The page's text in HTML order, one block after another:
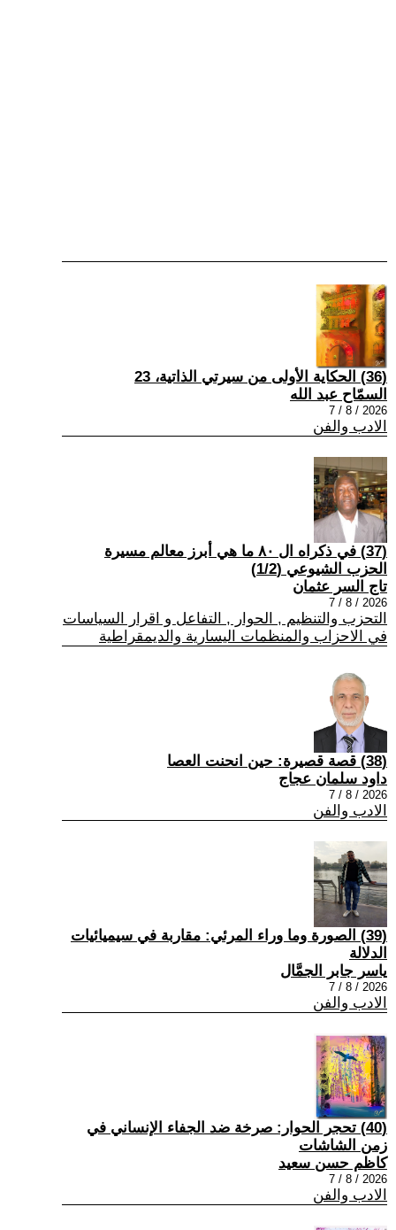
(36) الحكاية الأولى من سيرتي الذاتية، 23
السمّاح عبد الله
2026 / 8 / 7
الادب والفن
(37) في ذكراه ال ٨٠ ما هي أبرز معالم مسيرة
الحزب الشيوعي (1/2)
تاج السر عثمان
2026 / 8 / 7
التحزب والتنظيم , الحوار , التفاعل و اقرار السياسات
في الاحزاب والمنظمات اليسارية والديمقراطية
(38) قصة قصيرة: حين انحنت العصا
داود سلمان عجاج
2026 / 8 / 7
الادب والفن
(39) الصورة وما وراء المرئي: مقاربة في سيميائيات
الدلالة
ياسر جابر الجمَّال
2026 / 8 / 7
الادب والفن
(40) تحجر الحوار: صرخة ضد الجفاء الإنساني في
زمن الشاشات
كاظم حسن سعيد
2026 / 8 / 7
الادب والفن